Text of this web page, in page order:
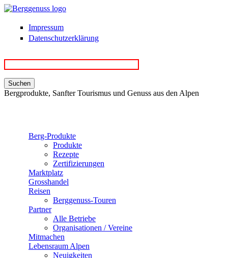
Direkt zum Inhalt
Impressum
Datenschutzerklärung
Bergprodukte, Sanfter Tourismus und Genuss aus den Alpen
Berg-Produkte
Produkte
Rezepte
Zertifizierungen
Marktplatz
Grosshandel
Reisen
Berggenuss-Touren
Partner
Alle Betriebe
Organisationen / Vereine
Mitmachen
Lebensraum Alpen
Neuigkeiten